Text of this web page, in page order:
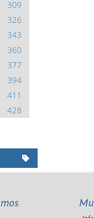
309
326
343
360
377
394
411
428